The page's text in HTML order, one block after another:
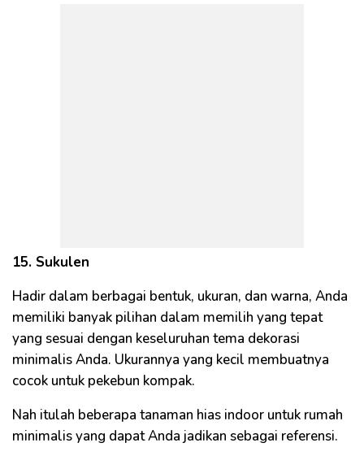
15. Sukulen
Hadir dalam berbagai bentuk, ukuran, dan warna, Anda
memiliki banyak pilihan dalam memilih yang tepat
yang sesuai dengan keseluruhan tema dekorasi
minimalis Anda. Ukurannya yang kecil membuatnya
cocok untuk pekebun kompak.
Nah itulah beberapa tanaman hias indoor untuk rumah
minimalis yang dapat Anda jadikan sebagai referensi.